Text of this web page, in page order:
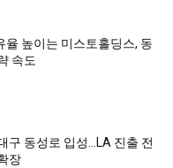
율 높이는 미스토홀딩스, 동
속도
구 동성로 입성…LA 진출 전
장